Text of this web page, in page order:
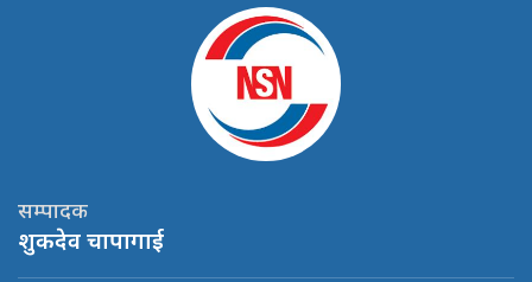
सम्पादक
शुकदेव चापागाई